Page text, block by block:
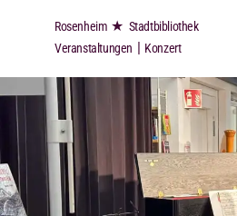
Rosenheim ★ Stadtbibliothek
Veranstaltungen | Konzert